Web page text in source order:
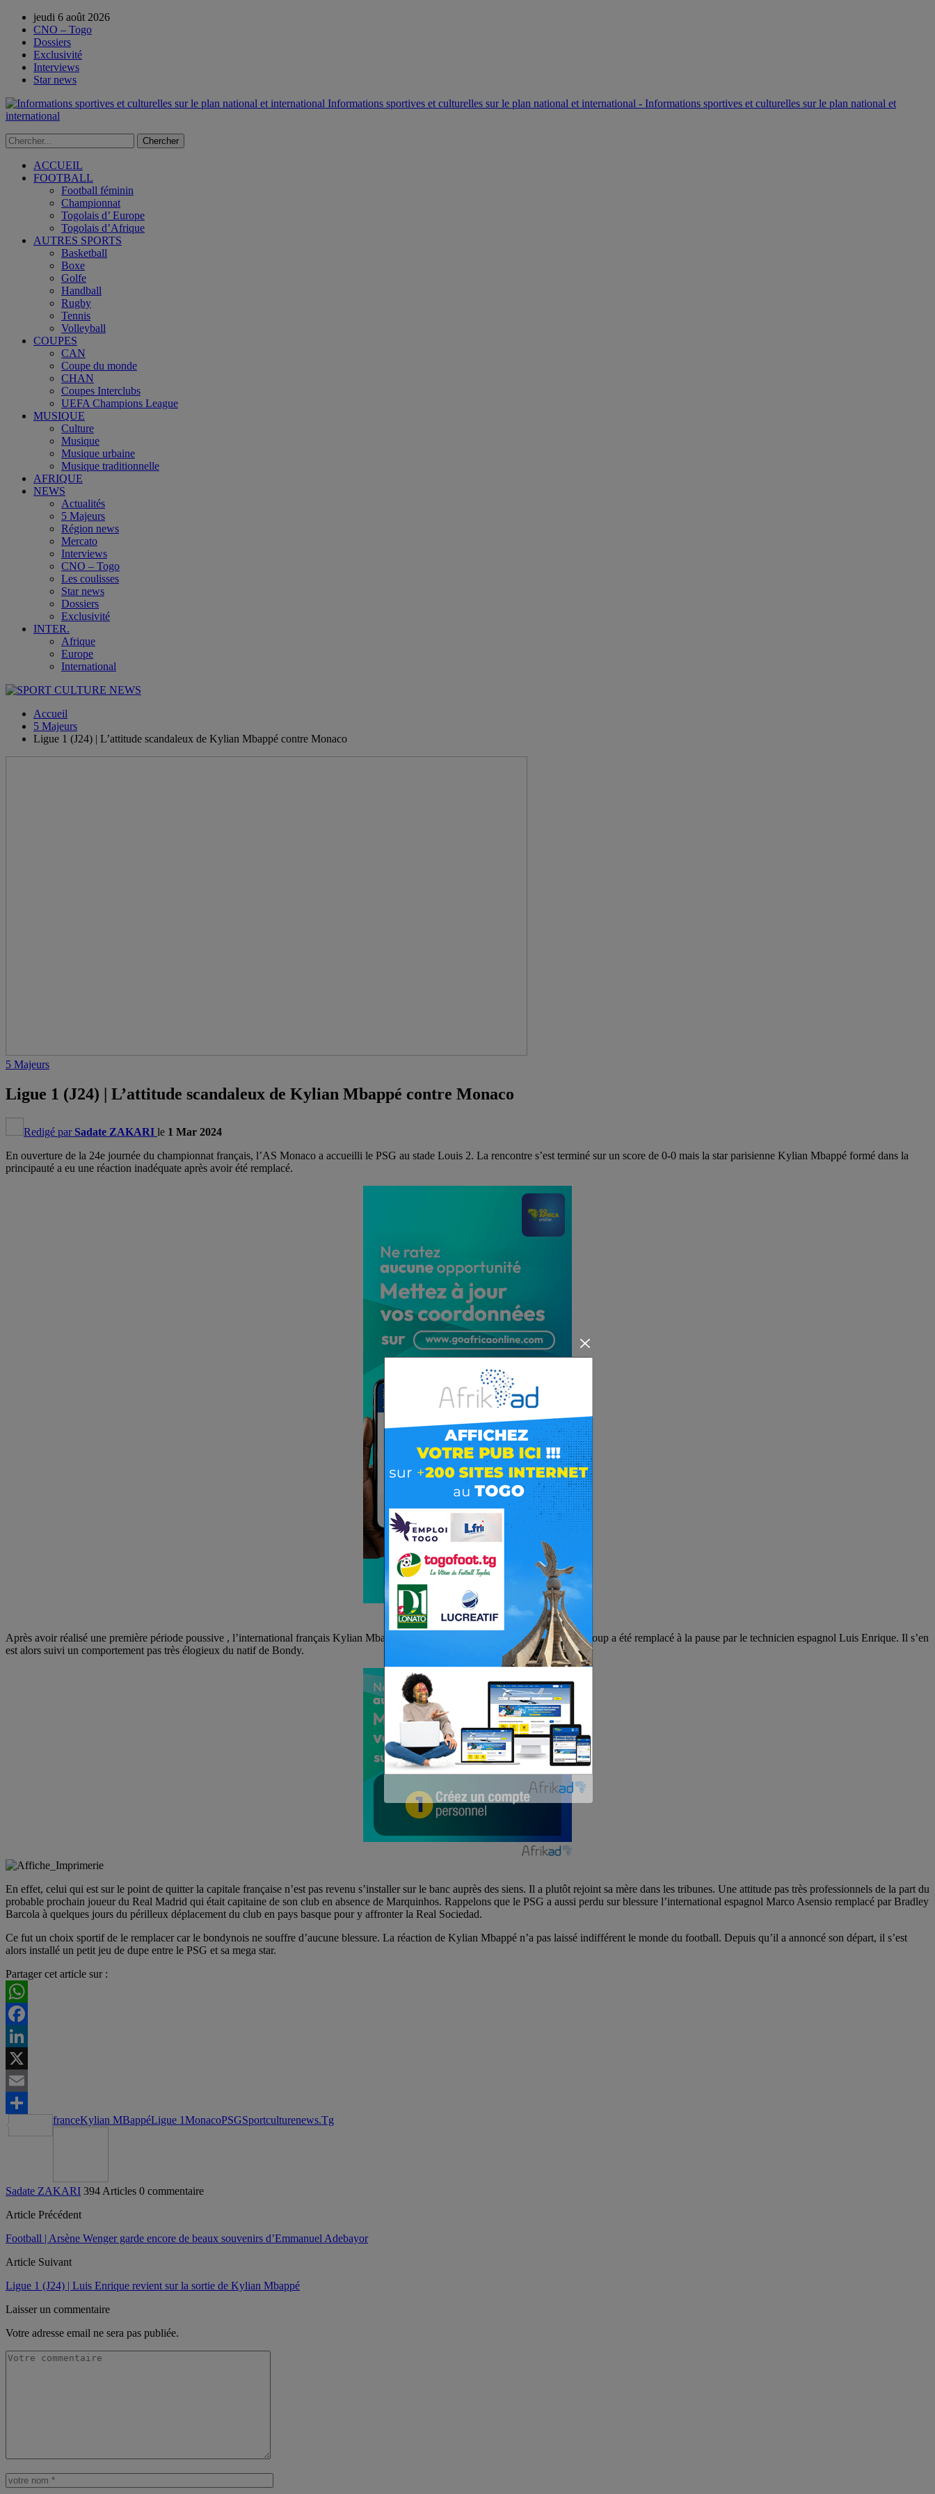
jeudi 6 août 2026
CNO – Togo
Dossiers
Exclusivité
Interviews
Star news
Informations sportives et culturelles sur le plan national et international - Informations sportives et culturelles sur le plan national et
international
ACCUEIL
FOOTBALL
Football féminin
Championnat
Togolais d’ Europe
Togolais d’Afrique
AUTRES SPORTS
Basketball
Boxe
Golfe
Handball
Rugby
Tennis
Volleyball
COUPES
CAN
Coupe du monde
CHAN
Coupes Interclubs
UEFA Champions League
MUSIQUE
Culture
Musique
Musique urbaine
Musique traditionnelle
AFRIQUE
NEWS
Actualités
5 Majeurs
Région news
Mercato
Interviews
CNO – Togo
Les coulisses
Star news
Dossiers
Exclusivité
INTER.
Afrique
Europe
International
Accueil
5 Majeurs
Ligue 1 (J24) | L’attitude scandaleux de Kylian Mbappé contre Monaco
5 Majeurs
Ligue 1 (J24) | L’attitude scandaleux de Kylian Mbappé contre Monaco
Redigé par Sadate ZAKARI le 1 Mar 2024
En ouverture de la 24e journée du championnat français, l’AS Monaco a accueilli le PSG au stade Louis 2. La rencontre s’est terminé sur un score de 0-0 mais la star parisienne Kylian Mbappé formé dans la
principauté a eu une réaction inadéquate après avoir été remplacé.
Après avoir réalisé une première période poussive , l’international français Kylian Mbappé qui a retrouvé sa place de titulaire pour le coup a été remplacé à la pause par le technicien espagnol Luis Enrique. Il s’en
est alors suivi un comportement pas très élogieux du natif de Bondy.
En effet, celui qui est sur le point de quitter la capitale française n’est pas revenu s’installer sur le banc auprès des siens. Il a plutôt rejoint sa mère dans les tribunes. Une attitude pas très professionnels de la part du
probable prochain joueur du Real Madrid qui était capitaine de son club en absence de Marquinhos. Rappelons que le PSG a aussi perdu sur blessure l’international espagnol Marco Asensio remplacé par Bradley
Barcola à quelques jours du périlleux déplacement du club en pays basque pour y affronter la Real Sociedad.
Ce fut un choix sportif de le remplacer car le bondynois ne souffre d’aucune blessure. La réaction de Kylian Mbappé n’a pas laissé indifférent le monde du football. Depuis qu’il a annoncé son départ, il s’est
alors installé un petit jeu de dupe entre le PSG et sa mega star.
Partager cet article sur :
WhatsApp
Facebook
LinkedIn
X
Email
Partager
franceKylian MBappéLigue 1MonacoPSGSportculturenews.Tg
Sadate ZAKARI 394 Articles 0 commentaire
Article Précédent
Football | Arsène Wenger garde encore de beaux souvenirs d’Emmanuel Adebayor
Article Suivant
Ligue 1 (J24) | Luis Enrique revient sur la sortie de Kylian Mbappé
Laisser un commentaire
Votre adresse email ne sera pas publiée.